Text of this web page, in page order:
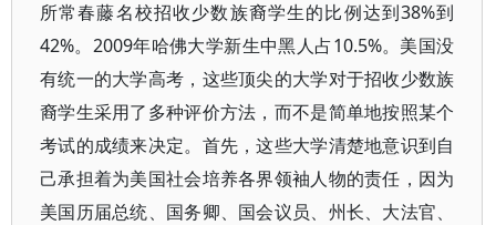
所常春藤名校招收少数族裔学生的比例达到38%到
42%。2009年哈佛大学新生中黑人占10.5%。美国没
有统一的大学高考，这些顶尖的大学对于招收少数族
裔学生采用了多种评价方法，而不是简单地按照某个
考试的成绩来决定。首先，这些大学清楚地意识到自
己承担着为美国社会培养各界领袖人物的责任，因为
美国历届总统、国务卿、国会议员、州长、大法官、